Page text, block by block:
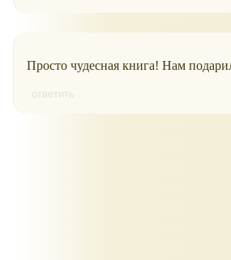
Просто чудесная книга! Нам
ответить